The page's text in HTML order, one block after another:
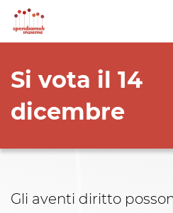
Si vota il 14
dicembre
Gli aventi diritto